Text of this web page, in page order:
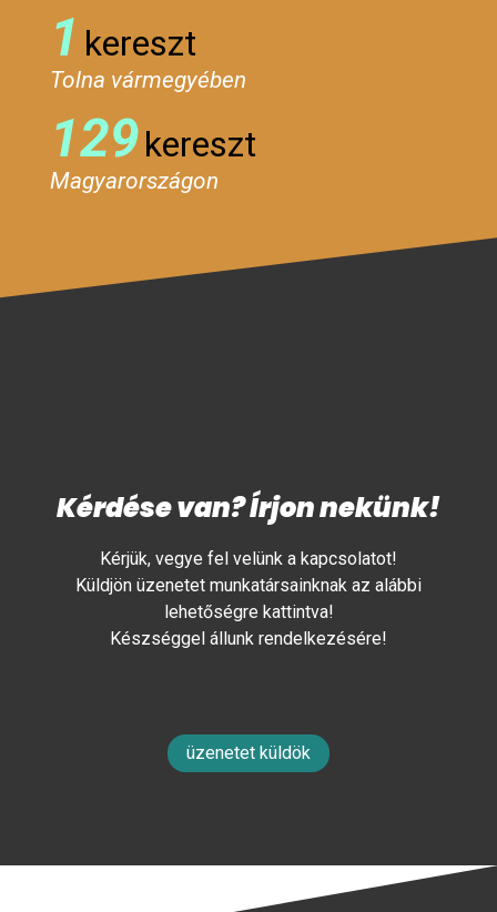
1 kereszt
Tolna vármegyében
129kereszt
Magyarországon
Kérdése van? Írjon nekünk!
Kérjük, vegye fel velünk a kapcsolatot!
Küldjön üzenetet munkatársainknak az alábbi
lehetőségre kattintva!
Készséggel állunk rendelkezésére!
üzenetet küldök